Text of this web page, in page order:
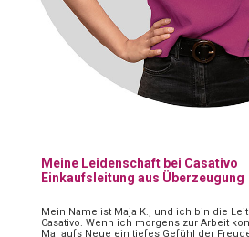
Meine Leidenschaft bei Casativo
Einkaufsleitung aus Überzeugung
Mein Name ist Maja K., und ich bin die
Casativo. Wenn ich morgens zur Arbeit
Mal aufs Neue ein tiefes Gefühl der